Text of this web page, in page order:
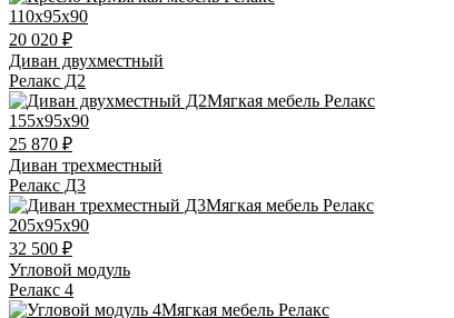
110x95x90
20 020 ₽
Диван двухместный
Релакс Д2
155x95x90
25 870 ₽
Диван трехместный
Релакс Д3
205x95x90
32 500 ₽
Угловой модуль
Релакс 4